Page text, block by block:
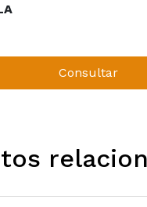
Consultar